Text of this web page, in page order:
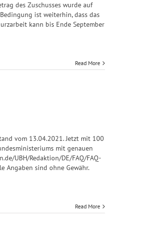
des Zuschusses wurde auf
ist weiterhin, dass das
kann bis Ende September
Read More
vom 13.04.2021. Jetzt mit 100
mit genauen
UBH/Redaktion/DE/FAQ/FAQ-
sind ohne Gewähr.
Read More